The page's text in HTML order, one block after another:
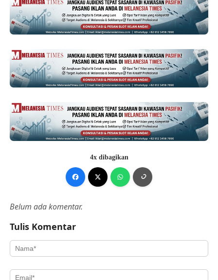
4x dibagikan
Belum ada komentar.
Tulis Komentar